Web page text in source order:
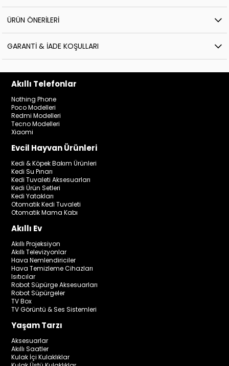
ÜRÜN ÖNERILERI
GARANTI & İADE KOŞULLARI
Akıllı Telefonlar
Nothing Phone
Poco Modelleri
Redmi Modelleri
Tecno Modelleri
Xiaomi
Evcil Hayvan Ürünleri
Kedi & Köpek Bakım Ürünleri
Kedi Su Pınarı
Kedi Tuvaleti Aksesuarları
Kedi Ürün Setleri
Kedi Yatakları
Otomatik Kedi Tuvaleti
Otomatik Mama Kabı
Akıllı Ev
Akıllı Projeksiyon
Akıllı Televizyonlar
Hava Nemlendiriciler
Hava Temizleme Cihazları
Isıtıcılar
Robot Süpürge Aksesuarları
Robot Süpürgeler
TV Box
TV Görüntü & Ses Sistemleri
Yaşam Tarzı
Aksesuarlar
Akıllı Saatler
Kulak İçi Kulaklıklar